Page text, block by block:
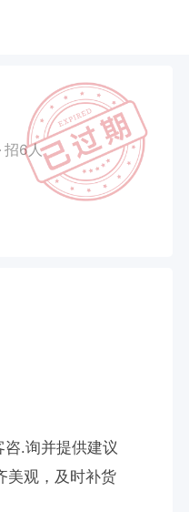
招6人
.询并提供建议
美观，及时补货